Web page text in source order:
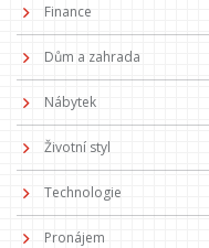
Finance
Dům a zahrada
Nábytek
Životní styl
Technologie
Pronájem